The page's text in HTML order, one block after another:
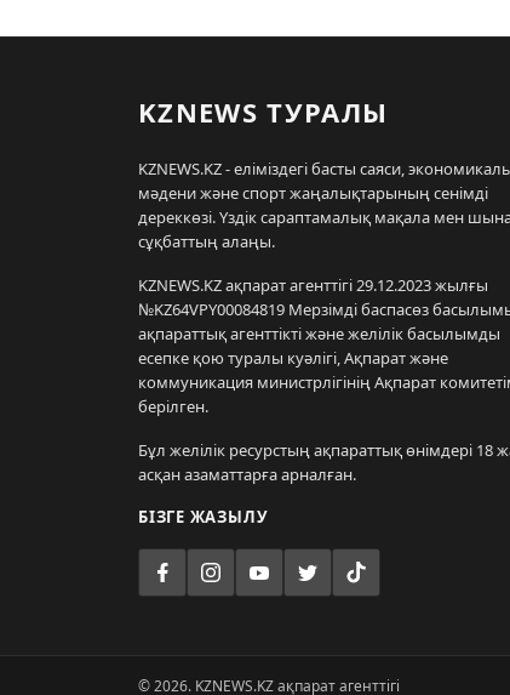
KZNEWS ТУРАЛЫ
KZNEWS.KZ - еліміздегі басты саяси,
мәдени және спорт жаңалықтарының сенімді
дереккөзі. Үздік сараптамалық мақала мен
сұқбаттың алаңы.
KZNEWS.KZ ақпарат агенттігі 29.12.2023 жылғы
№KZ64VPY00084819 Мерзімді баспасөз
ақпараттық агенттікті және желілік басылымды
есепке қою туралы куәлігі, Ақпарат және
коммуникация министрлігінің Ақпарат
берілген.
Бұл желілік ресурстың ақпараттық өнімдері 18
асқан азаматтарға арналған.
БІЗГЕ ЖАЗЫЛУ
© 2026. KZNEWS.KZ ақпарат агенттігі